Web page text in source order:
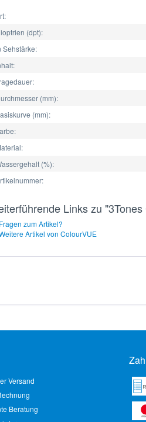
(dpt):
Sehstärke:
(mm):
(mm):
(%):
Links zu
Fragen zum Artikel?
Artikel von ColourVUE
Versand
Beratung